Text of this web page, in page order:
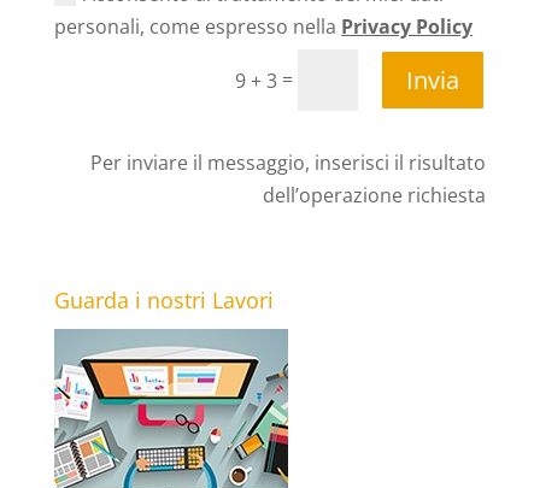
personali, come espresso nella Privacy Policy
9 + 3 = Invia
Per inviare il messaggio, inserisci il risultato
dell’operazione richiesta
Guarda i nostri Lavori